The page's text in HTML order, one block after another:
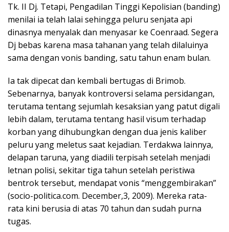
Tk. II Dj. Tetapi, Pengadilan Tinggi Kepolisian (banding)
menilai ia telah lalai sehingga peluru senjata api
dinasnya menyalak dan menyasar ke Coenraad. Segera
Dj bebas karena masa tahanan yang telah dilaluinya
sama dengan vonis banding, satu tahun enam bulan.
Ia tak dipecat dan kembali bertugas di Brimob.
Sebenarnya, banyak kontroversi selama persidangan,
terutama tentang sejumlah kesaksian yang patut digali
lebih dalam, terutama tentang hasil visum terhadap
korban yang dihubungkan dengan dua jenis kaliber
peluru yang meletus saat kejadian. Terdakwa lainnya,
delapan taruna, yang diadili terpisah setelah menjadi
letnan polisi, sekitar tiga tahun setelah peristiwa
bentrok tersebut, mendapat vonis “menggembirakan”
(socio-politica.com. December,3, 2009). Mereka rata-
rata kini berusia di atas 70 tahun dan sudah purna
tugas.